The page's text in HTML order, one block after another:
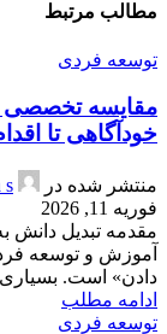
مطالب مرتبط
توسعه فردی
مقایسه تخصصی
خودآگاهی تا
منتشر شده در
s
فوریه 11, 2026
مقدمه تبدیل دانش
آموزش و توسعه
دادن» است.
ادامه مطلب
توسعه فردی